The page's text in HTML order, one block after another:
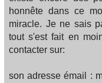
honnête dans ce
miracle. Je ne sais
tout s'est fait en
contacter sur:
son adresse émail :